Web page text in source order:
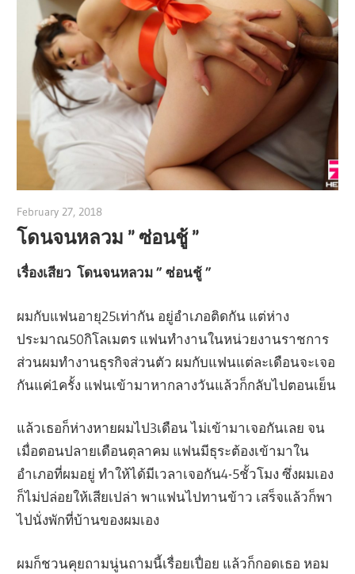
February 27, 2018
โดนจนหลวม ” ซ่อนชู้ ”
เรื่องเสียว โดนจนหลวม ” ซ่อนชู้ ”
ผมกับแฟนอายุ25เท่ากัน อยู่อำเภอติดกัน แต่ห่าง
ประมาณ50กิโลเมตร แฟนทำงานในหน่วยงานราชการ
ส่วนผมทำงานธุรกิจส่วนตัว ผมกับแฟนแต่ละเดือนจะเจอ
กันแค่1ครั้ง แฟนเข้ามาหากลางวันแล้วก็กลับไปตอนเย็น
แล้วเธอก็ห่างหายผมไป3เดือน ไม่เข้ามาเจอกันเลย จน
เมื่อตอนปลายเดือนตุลาคม แฟนมีธุระต้องเข้ามาใน
อำเภอที่ผมอยู่ ทำให้ได้มีเวลาเจอกัน4-5ชั้วโมง ซึ่งผมเอง
ก็ไม่ปล่อยให้เสียเปล่า พาแฟนไปทานข้าว เสร็จแล้วก็พา
ไปนั่งพักที่บ้านของผมเอง
ผมก็ชวนคุยถามนู่นถามนี้เรื่อยเปื่อย แล้วก็กอดเธอ หอม